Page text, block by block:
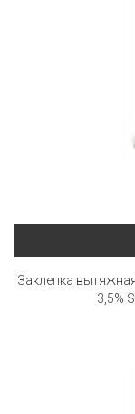
Заклепка
3,5%